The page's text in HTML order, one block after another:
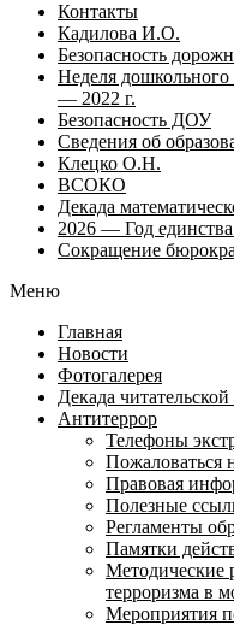
Контакты
Кадилова И.О.
Безопасность
Неделя дошкольного
— 2022 г.
Безопасность ДОУ
Сведения об
Клецко О.Н.
ВСОКО
Декада
2026 — Год
Сокращение
Меню
Главная
Новости
Фотогалерея
Декада
Антитеррор
Телефоны
Пожаловаться
Правовая
Полезные
Регламенты
Памятки
Методические
терроризма в
Мероприятия